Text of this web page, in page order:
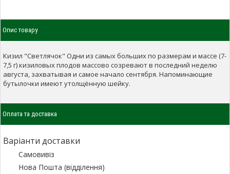
Опис товару
Кизил "Светлячок" Одни из самых больших по размерам и массе (7-
7,5 г) кизиловых плодов массово созревают в последний неделю
августа, захватывая и самое начало сентября. Напоминающие
бутылочки имеют утолщённую шейку.
Оплата та доставка
Варіанти доставки
Самовивіз
Нова Пошта (відділення)